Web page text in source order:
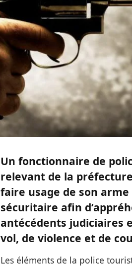
Un fonctionnaire de
relevant de la
faire usage de son
sécuritaire afin
antécédents judiciaires
vol, de violence et de
Les éléments de la police